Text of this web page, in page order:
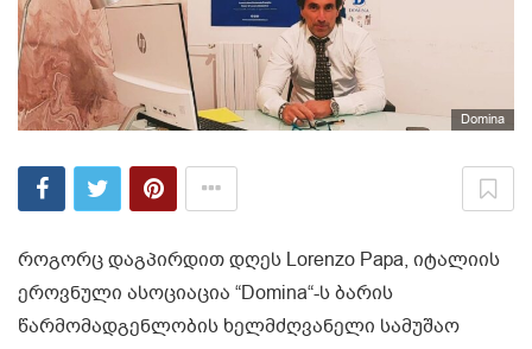
Domina
როგორც დაგპირდით დღეს Lorenzo Papa, იტალიის
ეროვნული ასოციაცია “Domina“-ს ბარის
წარმომადგენლობის ხელმძღვანელი სამუშაო